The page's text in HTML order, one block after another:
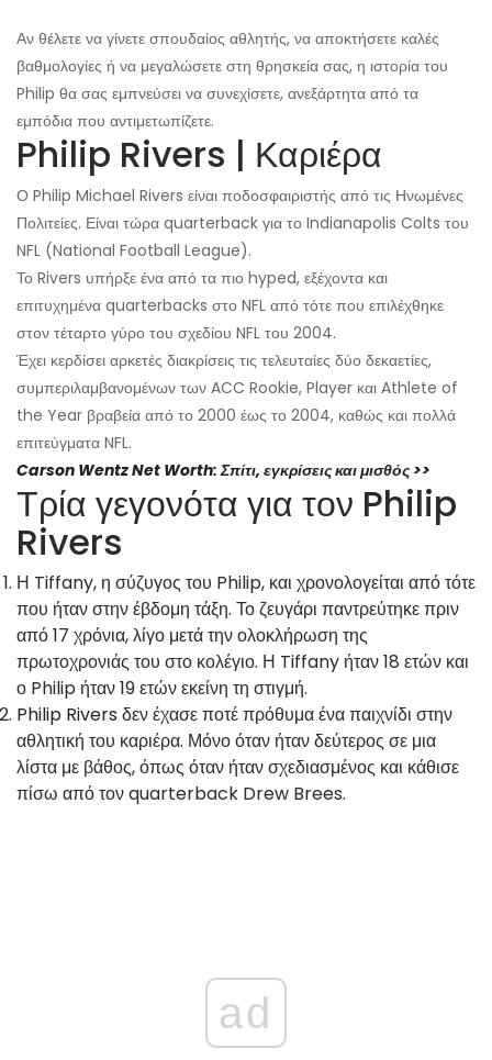
Αν θέλετε να γίνετε σπουδαίος αθλητής, να αποκτήσετε καλές
βαθμολογίες ή να μεγαλώσετε στη θρησκεία σας, η ιστορία του
Philip θα σας εμπνεύσει να συνεχίσετε, ανεξάρτητα από τα
εμπόδια που αντιμετωπίζετε.
Philip Rivers | Καριέρα
Ο Philip Michael Rivers είναι ποδοσφαιριστής από τις Ηνωμένες
Πολιτείες. Είναι τώρα quarterback για το Indianapolis Colts του
NFL (National Football League).
Το Rivers υπήρξε ένα από τα πιο hyped, εξέχοντα και
επιτυχημένα quarterbacks στο NFL από τότε που επιλέχθηκε
στον τέταρτο γύρο του σχεδίου NFL του 2004.
Έχει κερδίσει αρκετές διακρίσεις τις τελευταίες δύο δεκαετίες,
συμπεριλαμβανομένων των ACC Rookie, Player και Athlete of
the Year βραβεία από το 2000 έως το 2004, καθώς και πολλά
επιτεύγματα NFL.
Carson Wentz Net Worth: Σπίτι, εγκρίσεις και μισθός >>
Τρία γεγονότα για τον Philip
Rivers
Η Tiffany, η σύζυγος του Philip, και χρονολογείται από τότε
που ήταν στην έβδομη τάξη. Το ζευγάρι παντρεύτηκε πριν
από 17 χρόνια, λίγο μετά την ολοκλήρωση της
πρωτοχρονιάς του στο κολέγιο. Η Tiffany ήταν 18 ετών και
ο Philip ήταν 19 ετών εκείνη τη στιγμή.
Philip Rivers δεν έχασε ποτέ πρόθυμα ένα παιχνίδι στην
αθλητική του καριέρα. Μόνο όταν ήταν δεύτερος σε μια
λίστα με βάθος, όπως όταν ήταν σχεδιασμένος και κάθισε
πίσω από τον quarterback Drew Brees.
ad